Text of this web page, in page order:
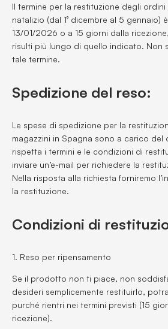
Il termine per la restituzione degli
natalizio (dal 1° dicembre al 5 gennaio)
13/01/2026 o a 15 giorni dalla
risulti più lungo di quello indicato. Non
tale termine.
Spedizione del reso:
Le spese di spedizione per la
magazzini in Spagna sono a carico del
rispetta i termini e le condizioni di
inviare un’e-mail per richiedere la
Nella risposta alla richiesta forniremo
la restituzione.
Condizioni di
1. Reso per ripensamento
Se il prodotto non ti piace, non
desideri semplicemente restituirlo,
purché rientri nei termini previsti (15
ricezione).